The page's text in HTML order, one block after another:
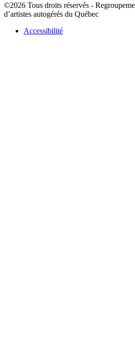
©2026 Tous droits réservés -
d’artistes autogérés du Québec
Accessibilité